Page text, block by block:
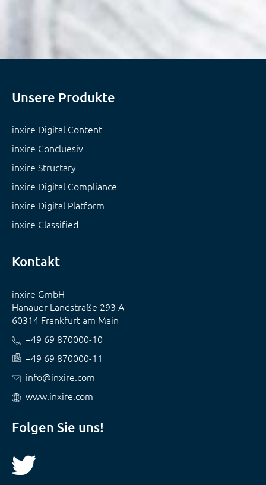
Unsere Produkte
inxire Digital Content
inxire Concluesiv
inxire Structary
inxire Digital Compliance
inxire Digital Platform
inxire Classified
Kontakt
inxire GmbH
Hanauer Landstraße 293 A
60314 Frankfurt am Main
+49 69 870000-10
+49 69 870000-11
info@inxire.com
www.inxire.com
Folgen Sie uns!